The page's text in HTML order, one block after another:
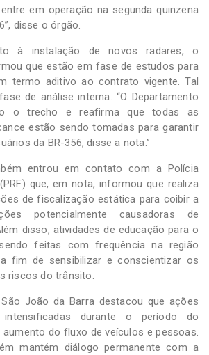
em operação na segunda quinzena
disse o órgão.
à instalação de novos radares, o
que estão em fase de estudos para
termo aditivo ao contrato vigente. Tal
de análise interna. “O Departamento
o trecho e reafirma que todas as
estão sendo tomadas para garantir
da BR-356, disse a nota.”
entrou em contato com a Polícia
que, em nota, informou que realiza
de fiscalização estática para coibir a
potencialmente causadoras de
disso, atividades de educação para o
feitas com frequência na região
a fim de sensibilizar e conscientizar os
riscos do trânsito.
João da Barra destacou que ações
intensificadas durante o período do
aumento do fluxo de veículos e pessoas.
mantém diálogo permanente com a